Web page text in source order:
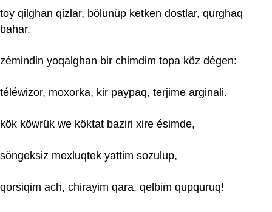
toy qilghan qizlar, bölünüp ketken dostlar, qurghaq
bahar.
zémindin yoqalghan bir chimdim topa köz dégen:
téléwizor, moxorka, kir paypaq, terjime arginali.
kök köwrük we köktat baziri xire ésimde,
söngeksiz mexluqtek yattim sozulup,
qorsiqim ach, chirayim qara, qelbim qupquruq!